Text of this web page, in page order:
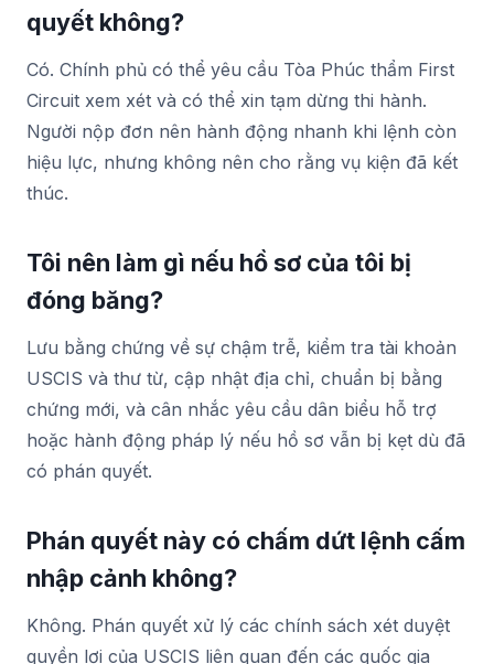
quyết không?
Có. Chính phủ có thể yêu cầu Tòa Phúc thẩm First
Circuit xem xét và có thể xin tạm dừng thi hành.
Người nộp đơn nên hành động nhanh khi lệnh còn
hiệu lực, nhưng không nên cho rằng vụ kiện đã kết
thúc.
Tôi nên làm gì nếu hồ sơ của tôi bị
đóng băng?
Lưu bằng chứng về sự chậm trễ, kiểm tra tài khoản
USCIS và thư từ, cập nhật địa chỉ, chuẩn bị bằng
chứng mới, và cân nhắc yêu cầu dân biểu hỗ trợ
hoặc hành động pháp lý nếu hồ sơ vẫn bị kẹt dù đã
có phán quyết.
Phán quyết này có chấm dứt lệnh cấm
nhập cảnh không?
Không. Phán quyết xử lý các chính sách xét duyệt
quyền lợi của USCIS liên quan đến các quốc gia